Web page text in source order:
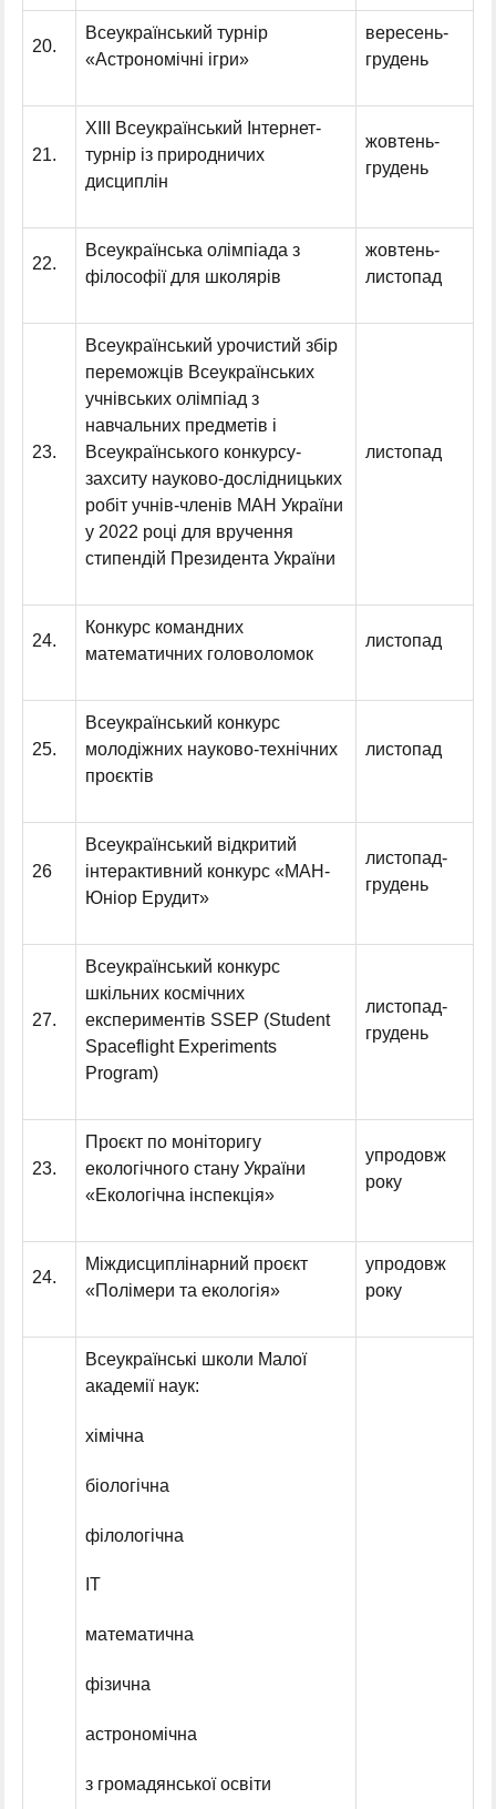
20.
Всеукраїнський турнір
«Астрономічні ігри»
вересень-
грудень
21.
ХІІІ Всеукраїнський Інтернет-
турнір із природничих
дисциплін
жовтень-
грудень
22.
Всеукраїнська олімпіада з
філософії для школярів
жовтень-
листопад
23.
Всеукраїнський урочистий збір
переможців Всеукраїнських
учнівських олімпіад з
навчальних предметів і
Всеукраїнського конкурсу-
захситу науково-дослідницьких
робіт учнів-членів МАН України
у 2022 році для вручення
стипендій Президента України
листопад
24.
Конкурс командних
математичних головоломок
листопад
25.
Всеукраїнський конкурс
молодіжних науково-технічних
проєктів
листопад
26
Всеукраїнський відкритий
інтерактивний конкурс «МАН-
Юніор Ерудит»
листопад-
грудень
27.
Всеукраїнський конкурс
шкільних космічних
експериментів SSEP (Student
Spaceflight Experiments
Program)
листопад-
грудень
23.
Проєкт по моніторигу
екологічного стану України
«Екологічна інспекція»
упродовж
року
24.
Міждисциплінарний проєкт
«Полімери та екологія»
упродовж
року
Всеукраїнські школи Малої
академії наук:
хімічна
біологічна
філологічна
ІТ
математична
фізична
астрономічна
з громадянської освіти